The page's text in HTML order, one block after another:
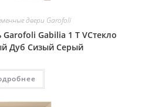
двери Garofoli
Gabilia 1 T VСтекло
Дуб Сизый Серый